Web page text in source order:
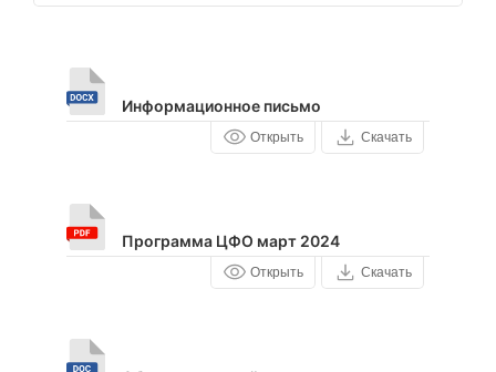
Информационное письмо
Открыть Скачать
Программа ЦФО март 2024
Открыть Скачать